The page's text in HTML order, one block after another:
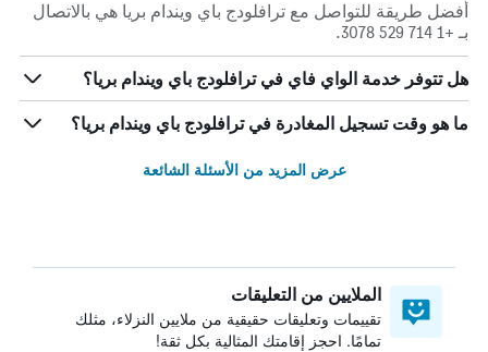
أفضل طريقة للتواصل مع ترافلودج باي ويندام بريا هي بالاتصال
بـ +1 714 529 3078.
هل تتوفر خدمة الواي فاي في ترافلودج باي ويندام بريا؟
ما هو وقت تسجيل المغادرة في ترافلودج باي ويندام بريا؟
عرض المزيد من الأسئلة الشائعة
الملايين من التعليقات
تقييمات وتعليقات حقيقية من ملايين النزلاء، مثلك
تمامًا. احجز إقامتك المثالية بكل ثقة!